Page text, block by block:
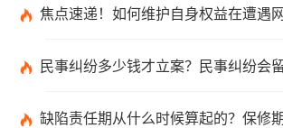
焦点速递！如何维护自身权益在遭遇网络诈骗情况下？网络诈骗案件举报方式是什么？
民事纠纷多少钱才立案？民事纠纷会留案底吗
缺陷责任期从什么时候算起的？保修期与缺陷责任期的区别是什么？